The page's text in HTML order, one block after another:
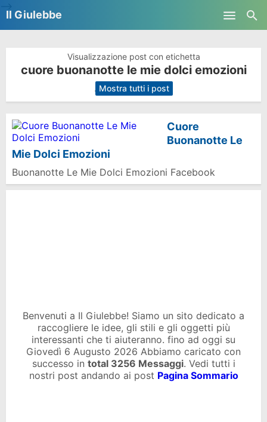
Il Giulebbe
Visualizzazione post con etichetta
cuore buonanotte le mie dolci emozioni
. Mostra tutti i post
Cuore
Buonanotte Le
Mie Dolci Emozioni
Buonanotte Le Mie Dolci Emozioni Facebook
Benvenuti a Il Giulebbe! Siamo un sito dedicato a
raccogliere le idee, gli stili e gli oggetti più
interessanti che ti aiuteranno. fino ad oggi su
Giovedì 6 Augusto 2026 Abbiamo caricato con
successo in total 3256 Messaggi. Vedi tutti i
nostri post andando ai post Pagina Sommario